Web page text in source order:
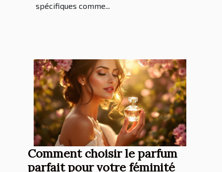
spécifiques comme...
Comment choisir le parfum
parfait pour votre féminité